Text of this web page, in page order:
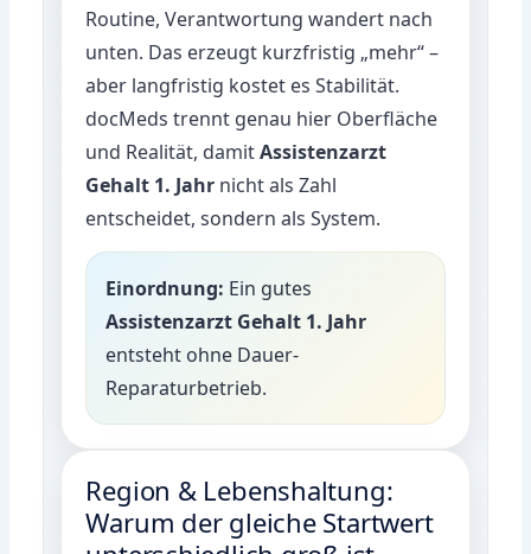
Routine, Verantwortung wandert nach
unten. Das erzeugt kurzfristig „mehr“ –
aber langfristig kostet es Stabilität.
docMeds trennt genau hier Oberfläche
und Realität, damitAssistenzarzt
Gehalt 1. Jahr nicht als Zahl
entscheidet, sondern als System.
Einordnung: Ein gutes
Assistenzarzt Gehalt 1. Jahr
entsteht ohne Dauer-
Reparaturbetrieb.
Region & Lebenshaltung:
Warum der gleiche Startwert